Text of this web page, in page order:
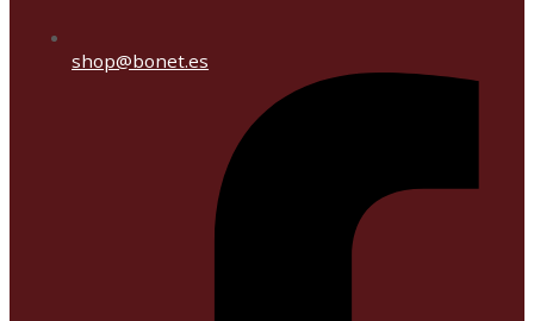
shop@bonet.es